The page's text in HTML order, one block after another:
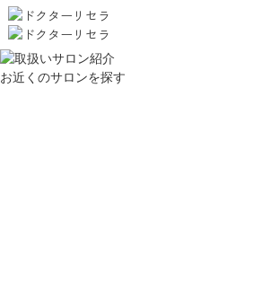
お近くのサロンを探す